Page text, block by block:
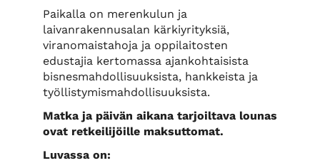
Paikalla on merenkulun ja
laivanrakennusalan kärkiyrityksiä,
viranomaistahoja ja oppilaitosten
edustajia kertomassa ajankohtaisista
bisnesmahdollisuuksista, hankkeista ja
työllistymismahdollisuuksista.
Matka ja päivän aikana tarjoiltava lounas
ovat retkeilijöille maksuttomat.
Luvassa on: